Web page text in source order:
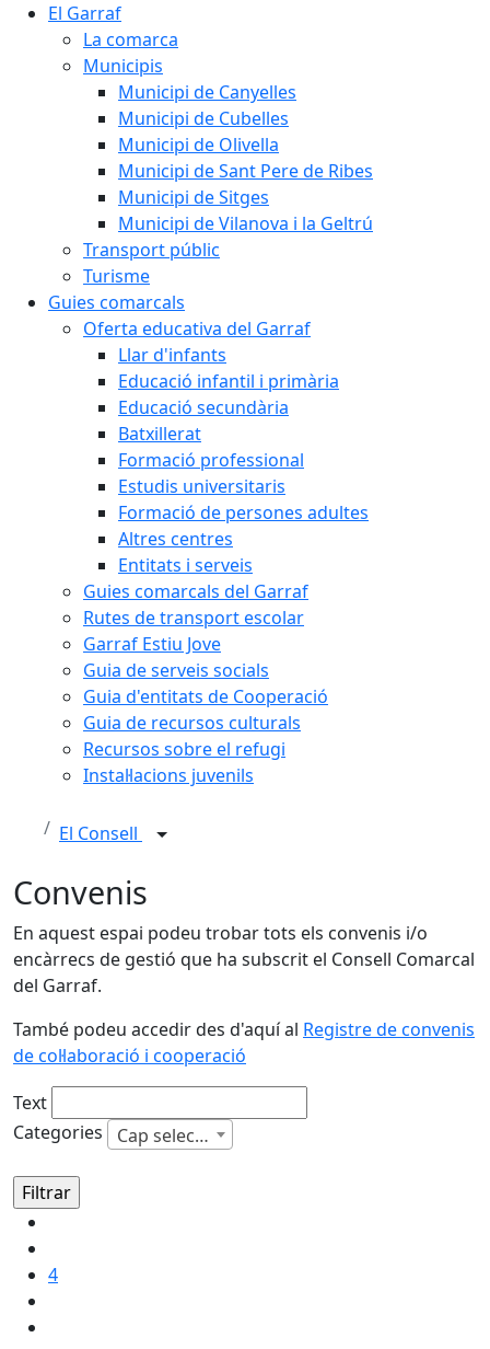
El Garraf
La comarca
Municipis
Municipi de Canyelles
Municipi de Cubelles
Municipi de Olivella
Municipi de Sant Pere de Ribes
Municipi de Sitges
Municipi de Vilanova i la Geltrú
Transport públic
Turisme
Guies comarcals
Oferta educativa del Garraf
Llar d'infants
Educació infantil i primària
Educació secundària
Batxillerat
Formació professional
Estudis universitaris
Formació de persones adultes
Altres centres
Entitats i serveis
Guies comarcals del Garraf
Rutes de transport escolar
Garraf Estiu Jove
Guia de serveis socials
Guia d'entitats de Cooperació
Guia de recursos culturals
Recursos sobre el refugi
Instal·lacions juvenils
El Consell
Convenis
En aquest espai podeu trobar tots els convenis i/o
encàrrecs de gestió que ha subscrit el Consell Comarcal
del Garraf.
També podeu accedir des d'aquí al Registre de convenis
de col·laboració i cooperació
Text
Categories
Cap selecció
4